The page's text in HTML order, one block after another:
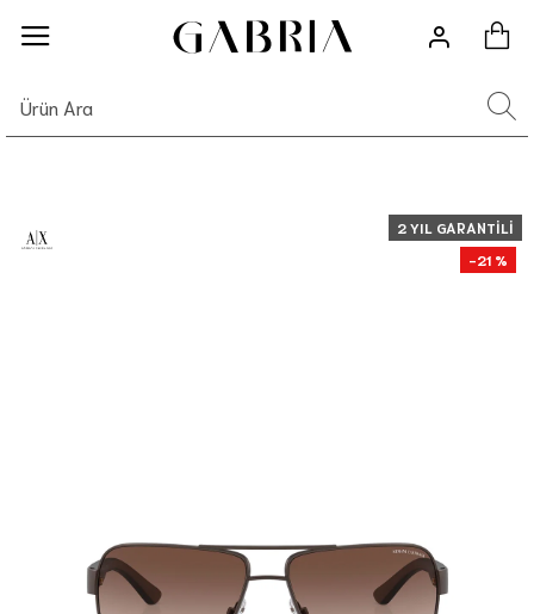
2 YIL GARANTILI
-21 %